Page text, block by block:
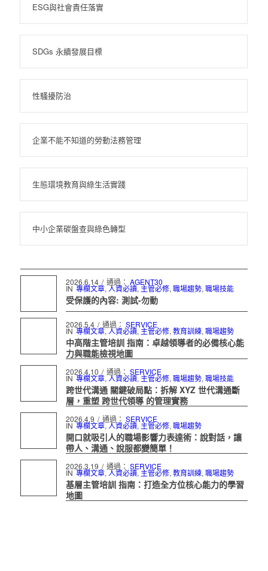
ESG與社會責任落實
SDGs 永續發展目標
性騷擾防治
企業不能不知道的勞動法務管理
生態環境教育與綠生活實踐
中小企業碳盤查與綠色轉型
2026.6.14 / 通過： AGENT30
IN 專欄文章,人資必讀,主管必修, 職場趨勢, 職場技能
受保護的內容: 測試-勿動
2026.5.4 / 通過： SERVICE
IN 專欄文章,人資必讀,主管必修, 教育訓練, 職場趨勢
中高階主管培訓 指南：卓越領導者的必備核心能
力與職能檢視地圖
2026.4.10 / 通過： SERVICE
IN 專欄文章,人資必讀,主管必修, 職場趨勢, 職場技能
跨世代溝通 關鍵破局點：拆解 XYZ 世代溝通斷
層，重塑 跨世代領導 的管理實務
2026.4.9 / 通過： SERVICE
IN 專欄文章,人資必讀,主管必修, 職場趨勢
開口就吸引人的職場影響力表達術：說對話，讓
帶人、溝通、說服都變簡單！
2026.3.19 / 通過： SERVICE
IN 專欄文章,人資必讀,主管必修, 教育訓練, 職場趨勢
基層主管培訓 指南：打造全方位核心能力的學習
地圖